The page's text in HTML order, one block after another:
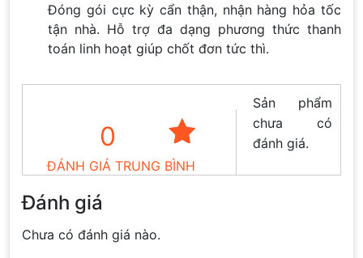
Đóng gói cực kỳ cẩn thận, nhận hàng hỏa tốc
tận nhà. Hỗ trợ đa dạng phương thức thanh
toán linh hoạt giúp chốt đơn tức thì.
0
ĐÁNH GIÁ TRUNG BÌNH
Sản phẩm
chưa có
đánh giá.
Đánh giá
Chưa có đánh giá nào.